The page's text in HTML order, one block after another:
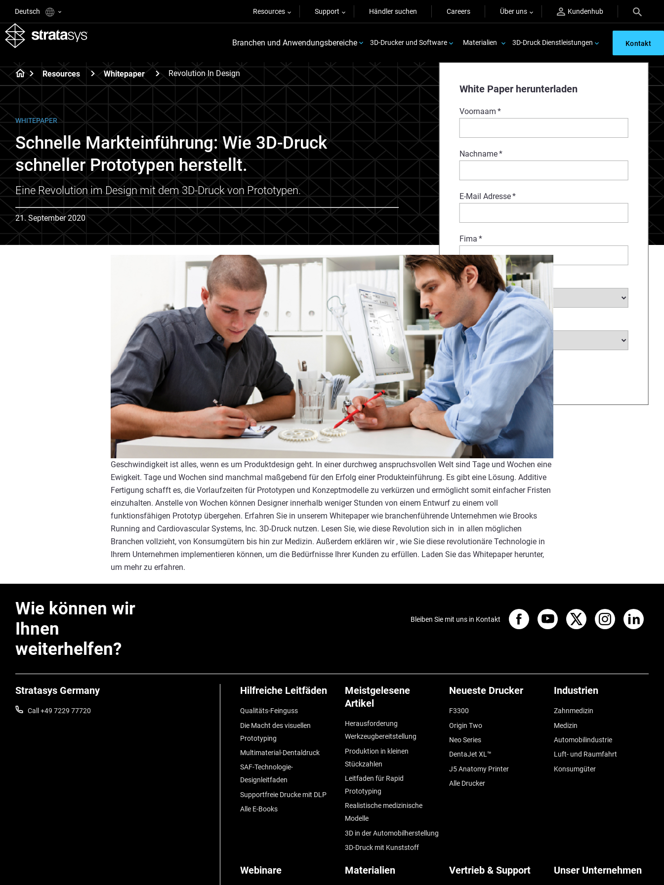
Deutsch Resources Support Händler suchen Careers Über uns Kundenhub
Branchen und Anwendungsbereiche 3D-Drucker und Software Materialien 3D-Druck Dienstleistungen Kontakt
Resources Whitepaper Revolution In Design
White Paper herunterladen
Voornaam *
Nachname*
E-Mail Adresse*
Fima *
Branche auswählen*
Land auswählen *
WHITEPAPER
Schnelle Markteinführung: Wie 3D-Druck
schneller Prototypen herstellt.
Eine Revolution im Design mit dem 3D-Druck von Prototypen.
21. September 2020
Geschwindigkeit ist alles, wenn es um Produktdesign geht. In einer durchweg anspruchsvollen Welt sind Tage und Wochen eine
Ewigkeit. Tage und Wochen sind manchmal maßgebend für den Erfolg einer Produkteinführung. Es gibt eine Lösung. Additive
Fertigung schafft es, die Vorlaufzeiten für Prototypen und Konzeptmodelle zu verkürzen und ermöglicht somit einfacher Fristen
einzuhalten. Anstelle von Wochen können Designer innerhalb weniger Stunden von einem Entwurf zu einem voll
funktionsfähigen Prototyp übergehen. Erfahren Sie in unserem Whitepaper wie branchenführende Unternehmen wie Brooks
Running and Cardiovascular Systems, Inc. 3D-Druck nutzen. Lesen Sie, wie diese Revolution sich in in allen möglichen
Branchen vollzieht, von Konsumgütern bis hin zur Medizin. Außerdem erklären wir , wie Sie diese revolutionäre Technologie in
Ihrem Unternehmen implementieren können, um die Bedürfnisse Ihrer Kunden zu erfüllen. Laden Sie das Whitepaper herunter,
um mehr zu erfahren.
Wie können wir
Ihnen
weiterhelfen?
Stratasys Germany
Call +49 7229 77720
Hilfreiche Leitfäden
Qualitäts-Feinguss
Die Macht des visuellen
Prototyping
Multimaterial-Dentaldruck
SAF-Technologie-
Designleitfaden
Supportfreie Drucke mit DLP
Alle E-Books
Meistgelesene
Artikel
Herausforderung
Werkzeugbereitstellung
Produktion in kleinen
Stückzahlen
Leitfaden für Rapid
Prototyping
Realistische medizinische
Modelle
3D in der Automobilherstellung
3D-Druck mit Kunststoff
Neueste Drucker
F3300
Origin Two
Neo Series
DentaJet XL™
J5 Anatomy Printer
Alle Drucker
Industrien
Zahnmedizin
Medizin
Automobilindustrie
Luft- und Raumfahrt
Konsumgüter
Webinare Materialien Vertrieb & Support Unser Unternehmen
Bleiben Sie mit uns in Kontakt